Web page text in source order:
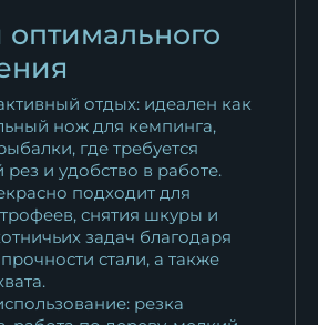
оптимального
отдых: идеален как
нож для кемпинга,
где требуется
и удобство в работе.
подходит для
снятия шкуры и
задач благодаря
стали, а также
резка